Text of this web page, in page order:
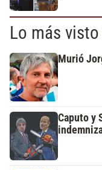
Lo más visto
Murió
Caputo y